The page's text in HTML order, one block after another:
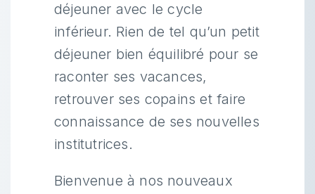
déjeuner avec le cycle
inférieur. Rien de tel qu’un petit
déjeuner bien équilibré pour se
raconter ses vacances,
retrouver ses copains et faire
connaissance de ses nouvelles
institutrices.
Bienvenue à nos nouveaux